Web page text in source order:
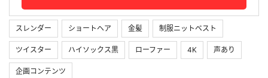
スレンダー ショートヘア 金髪 制服ニットベスト
ツイスター ハイソックス黒 ローファー 4K 声あり
企画コンテンツ